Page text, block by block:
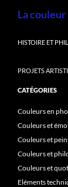
La
HISTOIRE ET
PROJETS
CATÉGORIES
Couleurs en
Couleurs et
Couleurs et
Couleurs et
Couleurs et
Eléments